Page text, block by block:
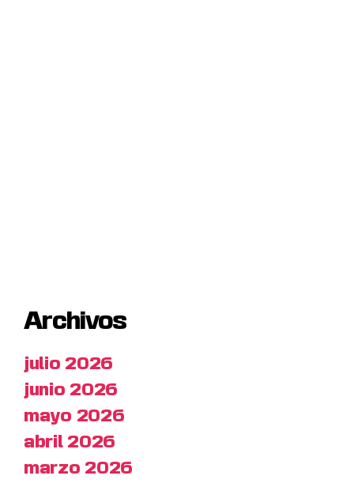
Archivos
julio 2026
junio 2026
mayo 2026
abril 2026
marzo 2026